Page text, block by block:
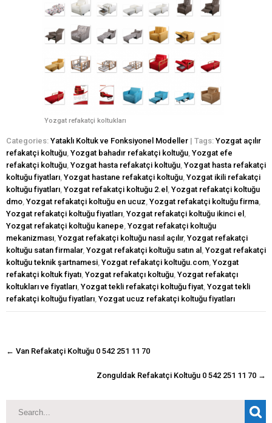
Yozgat refakatçi koltukları
Categories: Yataklı Koltuk ve Fonksiyonel Modeller | Tags: Yozgat açılır
refakatçi koltuğu, Yozgat bahadır refakatçi koltuğu, Yozgat efe
refakatçi koltuğu, Yozgat hasta refakatçi koltuğu, Yozgat hasta refakatçi
koltuğu fiyatları, Yozgat hastane refakatçi koltuğu, Yozgat ikili refakatçi
koltuğu fiyatları, Yozgat refakatçi koltuğu 2.el , Yozgat refakatçi koltuğu
dmo, Yozgat refakatçi koltuğu en ucuz, Yozgat refakatçi koltuğu firma,
Yozgat refakatçi koltuğu fiyatları, Yozgat refakatçi koltuğu ikinci el ,
Yozgat refakatçi koltuğu kanepe, Yozgat refakatçi koltuğu
mekanizması, Yozgat refakatçi koltuğu nasıl açılır, Yozgat refakatçi
koltuğu satan firmalar, Yozgat refakatçi koltuğu satın al , Yozgat refakatçi
koltuğu teknik şartnamesi, Yozgat refakatçi koltuğu.com, Yozgat
refakatçi koltuk fiyatı, Yozgat refakatçı koltuğu, Yozgat refakatçı
koltukları ve fiyatları, Yozgat tekli refakatçi koltuğu fiyat, Yozgat tekli
refakatçi koltuğu fiyatları, Yozgat ucuz refakatçi koltuğu fiyatları
navigasyon
← Van Refakatçi Koltuğu 0 542 251 11 70
Zonguldak Refakatçi Koltuğu 0 542 251 11 70 →